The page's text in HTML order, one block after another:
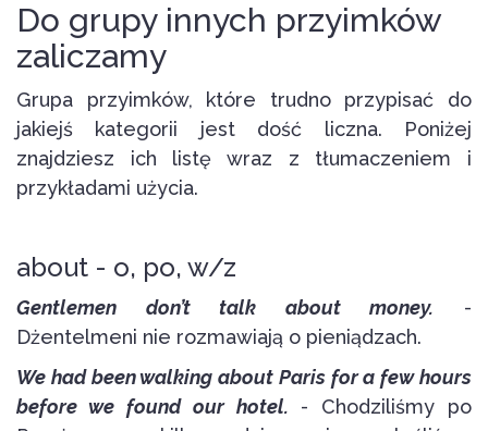
Do grupy innych przyimków
zaliczamy
Grupa przyimków, które trudno przypisać do
jakiejś kategorii jest dość liczna. Poniżej
znajdziesz ich listę wraz z tłumaczeniem i
przykładami użycia.
about - o, po, w/z
Gentlemen don’t talk about money. -
Dżentelmeni nie rozmawiają o pieniądzach.
We had been walking about Paris for a few hours
before we found our hotel. - Chodziliśmy po